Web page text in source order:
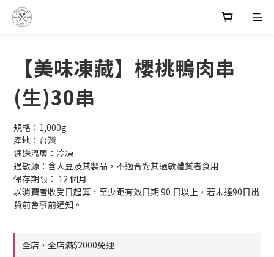
【美味凍藏】櫻桃鴨肉串
(生)30串
規格：1,000g
產地：台灣
運送溫層：冷凍
過敏源：含大豆及其製品，不適合對其過敏體質者食用
保存期限： 12 個月
以消費者收受日起算，至少距有效日期 90 日以上，若未達90日出
貨前會事前通知。
全店，全店滿$2000免運